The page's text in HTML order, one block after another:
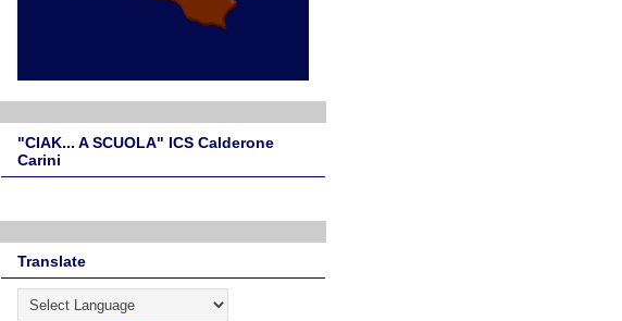
"CIAK... A SCUOLA" ICS Calderone
Carini
Translate